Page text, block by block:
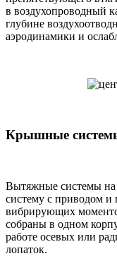
в воздухопроводный
глубине
аэродинамики и
Крышные
Вытяжные системы
систему с приводом и
вибрирующих
собраны в одном
работе осевых или
лопаток.